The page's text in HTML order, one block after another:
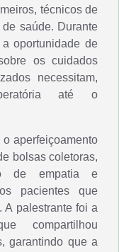
técnicos de
saúde. Durante
oportunidade de
os cuidados
necessitam,
até o
aperfeiçoamento
bolsas coletoras,
de empatia e
pacientes que
A palestrante foi a
compartilhou
garantindo que a